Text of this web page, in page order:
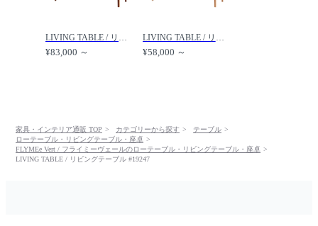
LIVING TABLE / リビングテーブル #19245 / FLYMEe Vert / フライミーヴェール
¥83,000 ～
LIVING TABLE / リビングテーブル #19246 / FLYMEe Vert / フライミーヴェール
¥58,000 ～
家具・インテリア通販 TOP カテゴリーから探す
テーブル
ローテーブル・リビングテーブル・座卓
FLYMEe Vert / フライミーヴェールのローテーブル・リビングテーブル・座卓
LIVING TABLE / リビングテーブル #19247